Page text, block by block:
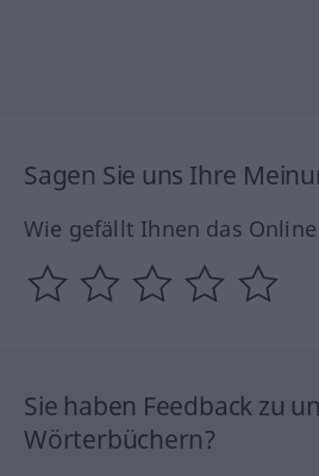
Sagen Sie uns Ihre
Wie gefällt Ihnen das
Sie haben Feedback zu
Wörterbüchern?